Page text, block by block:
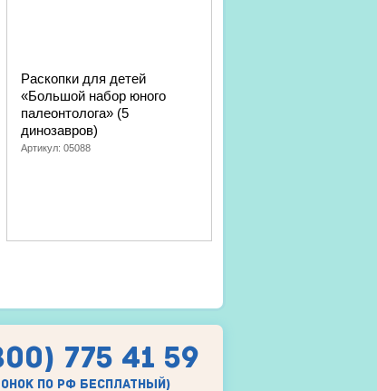
Раскопки для детей
«Большой набор юного
палеонтолога» (5
динозавров)
Артикул: 05088
775 41 59
по рф бесплатный)